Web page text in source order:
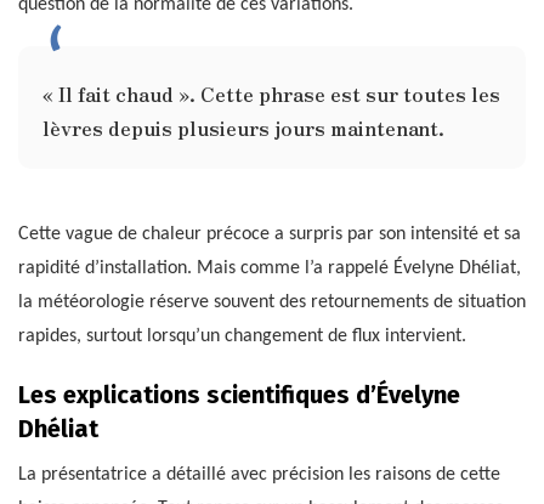
question de la normalité de ces variations.
« Il fait chaud ». Cette phrase est sur toutes les
lèvres depuis plusieurs jours maintenant.
Cette vague de chaleur précoce a surpris par son intensité et sa
rapidité d’installation. Mais comme l’a rappelé Évelyne Dhéliat,
la météorologie réserve souvent des retournements de situation
rapides, surtout lorsqu’un changement de flux intervient.
Les explications scientifiques d’Évelyne
Dhéliat
La présentatrice a détaillé avec précision les raisons de cette